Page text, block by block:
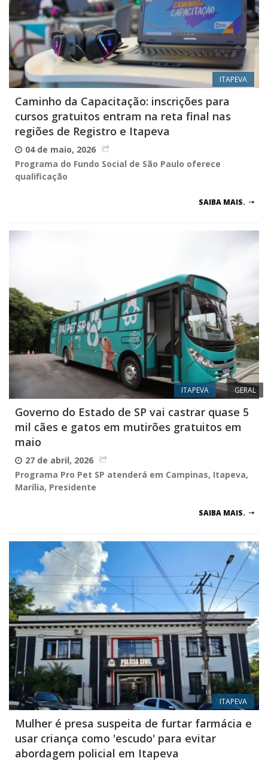
ITAPEVA
Caminho da Capacitação: inscrições para
cursos gratuitos entram na reta final nas
regiões de Registro e Itapeva
04 de maio, 2026
Programa do Fundo Social de São Paulo oferece
qualificação
SAIBA MAIS.
ITAPEVA GERAL
Governo do Estado de SP vai castrar quase 5
mil cães e gatos em mutirões gratuitos em
maio
27 de abril, 2026
Programa Pro Pet SP atenderá em Campinas, Itapeva,
Marília, Presidente
SAIBA MAIS.
ITAPEVA
Mulher é presa suspeita de furtar farmácia e
usar criança como 'escudo' para evitar
abordagem policial em Itapeva